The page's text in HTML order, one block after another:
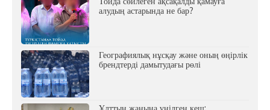
алудың астарында не бар?
Географиялық нұсқау және оның өңірлік
брендтерді дамытудағы рөлі
Ұлттың жанына үңілген кеш: